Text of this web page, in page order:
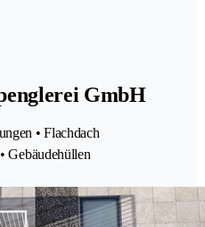
GmbH
• Flachdach
Gebäudehüllen